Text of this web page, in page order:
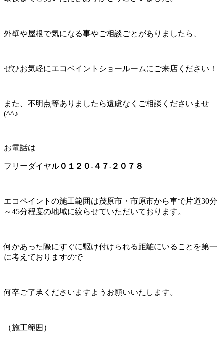
外壁や屋根で気になる事やご相談ごとがありましたら、
ぜひお気軽にエコペイントショールームにご来店ください！
また、不明点等ありましたら遠慮なくご相談くださいませ
(^^♪
お電話は
フリーダイヤル０１２０-４７-２０７８
エコペイントの施工範囲は茂原市・市原市から車で片道30分
～45分程度の地域に絞らせていただいております。
何かあった際にすぐに駆け付けられる距離にいることを第一
に考えておりますので
何卒ご了承くださいますようお願いいたします。
（施工範囲）